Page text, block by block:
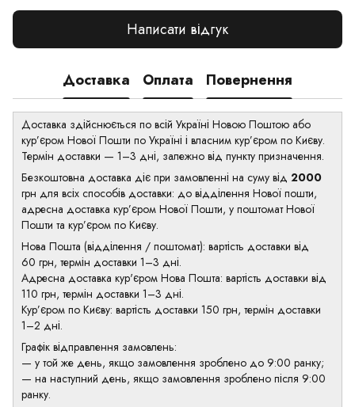
Написати відгук
Доставка Оплата Повернення
Доставка здійснюється по всій Україні Новою Поштою або
кур’єром Нової Пошти по Україні і власним кур’єром по Києву.
Термін доставки — 1–3 дні, залежно від пункту призначення.
Безкоштовна доставка діє при замовленні на суму від 2000
грн для всіх способів доставки: до відділення Нової пошти,
адресна доставка кур’єром Нової Пошти, у поштомат Нової
Пошти та кур’єром по Києву.
Нова Пошта (відділення / поштомат): вартість доставки від
60 грн, термін доставки 1–3 дні.
Адресна доставка кур'єром Нова Пошта: вартість доставки від
110 грн, термін доставки 1–3 дні.
Кур’єром по Києву: вартість доставки 150 грн, термін доставки
1–2 дні.
Графік відправлення замовлень:
— у той же день, якщо замовлення зроблено до 9:00 ранку;
— на наступний день, якщо замовлення зроблено після 9:00
ранку.